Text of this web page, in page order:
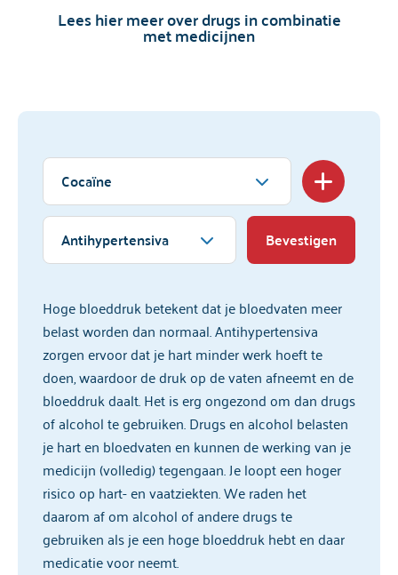
Lees hier meer over drugs in combinatie
met medicijnen
Cocaïne
Antihypertensiva Bevestigen
Hoge bloeddruk betekent dat je bloedvaten meer
belast worden dan normaal. Antihypertensiva
zorgen ervoor dat je hart minder werk hoeft te
doen, waardoor de druk op de vaten afneemt en de
bloeddruk daalt. Het is erg ongezond om dan drugs
of alcohol te gebruiken. Drugs en alcohol belasten
je hart en bloedvaten en kunnen de werking van je
medicijn (volledig) tegengaan. Je loopt een hoger
risico op hart- en vaatziekten. We raden het
daarom af om alcohol of andere drugs te
gebruiken als je een hoge bloeddruk hebt en daar
medicatie voor neemt.